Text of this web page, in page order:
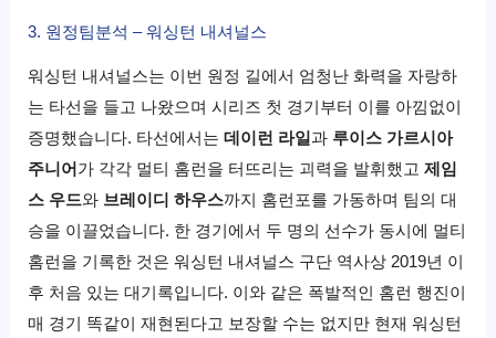
3. 원정팀분석 – 워싱턴 내셔널스
워싱턴 내셔널스는 이번 원정 길에서 엄청난 화력을 자랑하
는 타선을 들고 나왔으며 시리즈 첫 경기부터 이를 아낌없이
증명했습니다. 타선에서는데이런 라일과 루이스 가르시아
주니어 가 각각 멀티 홈런을 터뜨리는 괴력을 발휘했고제임
스 우드와 브레이디 하우스까지 홈런포를 가동하며 팀의 대
승을 이끌었습니다. 한 경기에서 두 명의 선수가 동시에 멀티
홈런을 기록한 것은 워싱턴 내셔널스 구단 역사상 2019년 이
후 처음 있는 대기록입니다. 이와 같은 폭발적인 홈런 행진이
매 경기 똑같이 재현된다고 보장할 수는 없지만 현재 워싱턴